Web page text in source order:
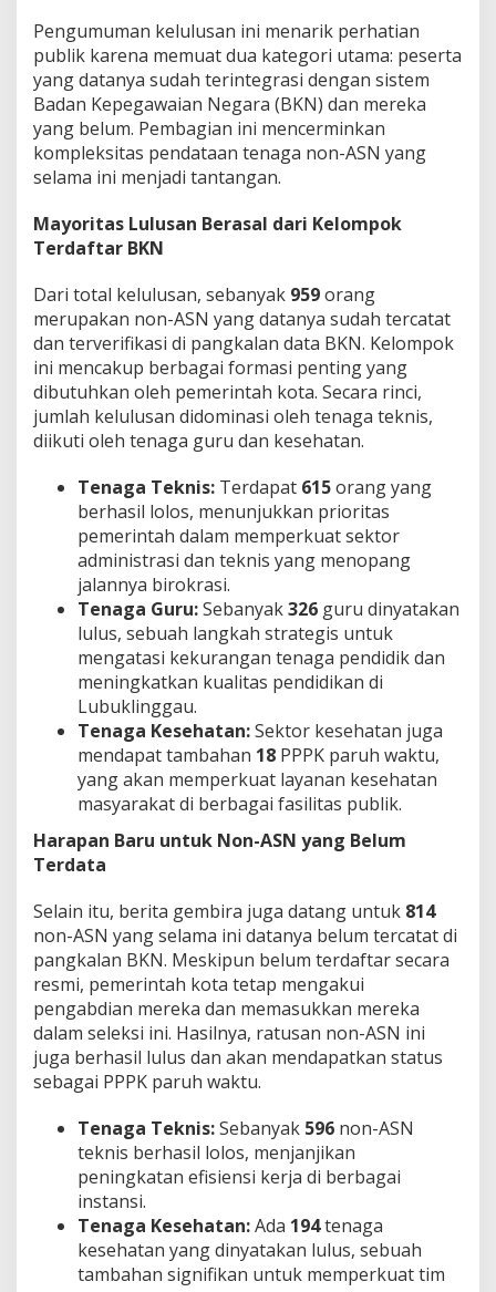
l
e
k
i
P
P
P
a
h
W
k
t
u
Pengumuman kelulusan ini menarik perhatian
publik karena memuat dua kategori utama: peserta
yang datanya sudah terintegrasi dengan sistem
Badan Kepegawaian Negara (BKN) dan mereka
yang belum. Pembagian ini mencerminkan
kompleksitas pendataan tenaga non-ASN yang
selama ini menjadi tantangan.
Mayoritas Lulusan Berasal dari Kelompok
Terdaftar BKN
Dari total kelulusan, sebanyak 959orang
merupakan non-ASN yang datanya sudah tercatat
dan terverifikasi di pangkalan data BKN. Kelompok
ini mencakup berbagai formasi penting yang
dibutuhkan oleh pemerintah kota. Secara rinci,
jumlah kelulusan didominasi oleh tenaga teknis,
diikuti oleh tenaga guru dan kesehatan.
Tenaga Teknis: Terdapat 615orang yang
berhasil lolos, menunjukkan prioritas
pemerintah dalam memperkuat sektor
administrasi dan teknis yang menopang
jalannya birokrasi.
Tenaga Guru:Sebanyak326 guru dinyatakan
lulus, sebuah langkah strategis untuk
mengatasi kekurangan tenaga pendidik dan
meningkatkan kualitas pendidikan di
Lubuklinggau.
Tenaga Kesehatan:Sektor kesehatan juga
mendapat tambahan 18 PPPK paruh waktu,
yang akan memperkuat layanan kesehatan
masyarakat di berbagai fasilitas publik.
Harapan Baru untuk Non-ASN yang Belum
Terdata
Selain itu, berita gembira juga datang untuk 814
non-ASN yang selama ini datanya belum tercatat di
pangkalan BKN. Meskipun belum terdaftar secara
resmi, pemerintah kota tetap mengakui
pengabdian mereka dan memasukkan mereka
dalam seleksi ini. Hasilnya, ratusan non-ASN ini
juga berhasil lulus dan akan mendapatkan status
sebagai PPPK paruh waktu.
Tenaga Teknis:Sebanyak 596 non-ASN
teknis berhasil lolos, menjanjikan
peningkatan efisiensi kerja di berbagai
instansi.
Tenaga Kesehatan:Ada 194tenaga
kesehatan yang dinyatakan lulus, sebuah
tambahan signifikan untuk memperkuat tim